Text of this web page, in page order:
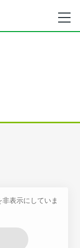
表示にしていま